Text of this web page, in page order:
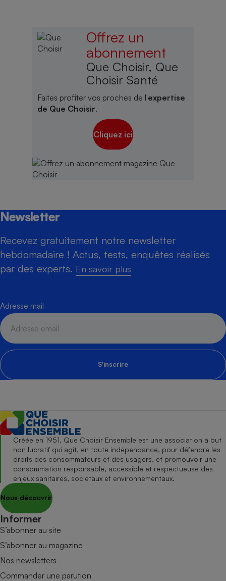
Offrez un
abonnement
Que Choisir, Que
Choisir Santé
Faites profiter vos proches de l'expertise
de Que Choisir.
Cliquez ici
Newsletter
Recevez gratuitement notre newsletter
hebdomadaire ! Actus, tests, enquêtes réalisés
par des experts. En savoir plus
Adresse mail
S'inscrire
Créée en 1951, Que Choisir Ensemble est une association à but
non lucratif qui agit, en toute indépendance, pour défendre les
droits des consommateurs et des usagers, et promouvoir une
consommation responsable, accessible et respectueuse des
enjeux sanitaires, sociétaux et environnementaux.
Nous découvrir
Informer
S’abonner au site
S’abonner au magazine
Nos newsletters
Commander une parution